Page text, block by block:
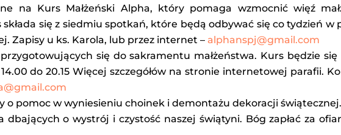
na Kurs Małżeński Alpha, który pomaga wzmocnić więź
się z siedmiu spotkań, które będą odbywać się co tydzień w
Zapisy u ks. Karola, lub przez internet –alphanspj@gmail.com
się do sakramentu małżeństwa. Kurs będzie
do 20.15 Więcej szczegółów na stronie internetowej parafii.
o pomoc w wyniesieniu choinek i demontażu dekoracji świątecznej.
dbających o wystrój i czystość naszej świątyni. Bóg zapłać za